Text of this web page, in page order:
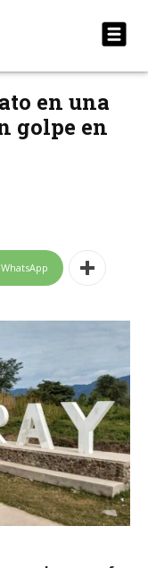
en una
golpe en
WhatsApp